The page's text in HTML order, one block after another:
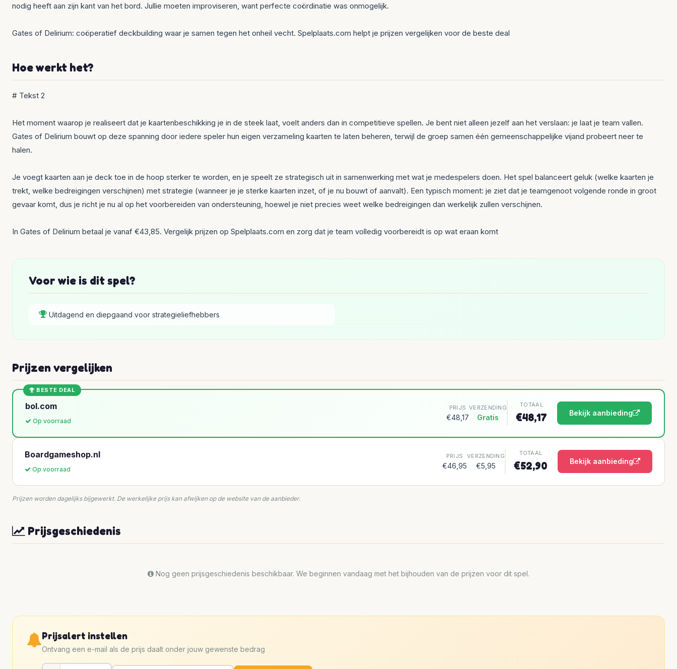
nodig heeft aan zijn kant van het bord. Jullie moeten improviseren, want perfecte coördinatie was onmogelijk.
Gates of Delirium: coöperatief deckbuilding waar je samen tegen het onheil vecht. Spelplaats.com helpt je prijzen vergelijken voor de beste deal
Hoe werkt het?
# Tekst 2
Het moment waarop je realiseert dat je kaartenbeschikking je in de steek laat, voelt anders dan in competitieve spellen. Je bent niet alleen jezelf aan het verslaan: je laat je team vallen.
Gates of Delirium bouwt op deze spanning door iedere speler hun eigen verzameling kaarten te laten beheren, terwijl de groep samen één gemeenschappelijke vijand probeert neer te
halen.
Je voegt kaarten aan je deck toe in de hoop sterker te worden, en je speelt ze strategisch uit in samenwerking met wat je medespelers doen. Het spel balanceert geluk (welke kaarten je
trekt, welke bedreigingen verschijnen) met strategie (wanneer je je sterke kaarten inzet, of je nu bouwt of aanvalt). Een typisch moment: je ziet dat je teamgenoot volgende ronde in groot
gevaar komt, dus je richt je nu al op het voorbereiden van ondersteuning, hoewel je niet precies weet welke bedreigingen dan werkelijk zullen verschijnen.
In Gates of Delirium betaal je vanaf €43,85. Vergelijk prijzen op Spelplaats.com en zorg dat je team volledig voorbereidt is op wat eraan komt
Voor wie is dit spel?
Uitdagend en diepgaand voor strategieliefhebbers
Prijzen vergelijken
BESTE DEAL
bol.com
Op voorraad
PRIJS
€48,17
VERZENDING
Gratis
TOTAAL
€48,17 Bekijk aanbieding
Boardgameshop.nl
Op voorraad
PRIJS
€46,95
VERZENDING
€5,95
TOTAAL
€52,90 Bekijk aanbieding
Prijzen worden dagelijks bijgewerkt. De werkelijke prijs kan afwijken op de website van de aanbieder.
Prijsgeschiedenis
Nog geen prijsgeschiedenis beschikbaar. We beginnen vandaag met het bijhouden van de prijzen voor dit spel.
Prijsalert instellen
Ontvang een e-mail als de prijs daalt onder jouw gewenste bedrag